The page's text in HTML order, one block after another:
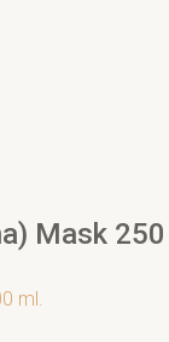
Mask